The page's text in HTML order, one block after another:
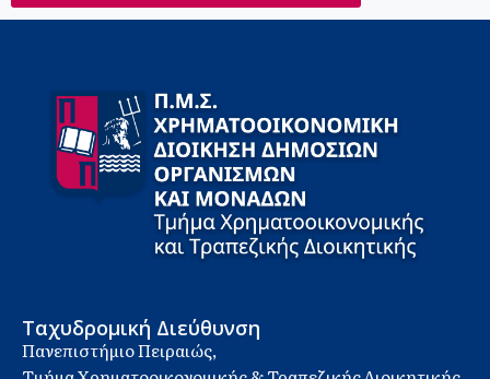
Ταχυδρομική Διεύθυνση
Πανεπιστήμιο Πειραιώς,